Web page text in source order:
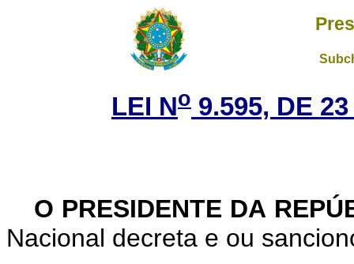
LEI No 9.595, DE
O PRESIDENTE DA
Nacional decreta e ou